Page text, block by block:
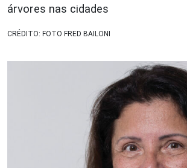
árvores nas cidades
CRÉDITO: FOTO FRED BAILONI